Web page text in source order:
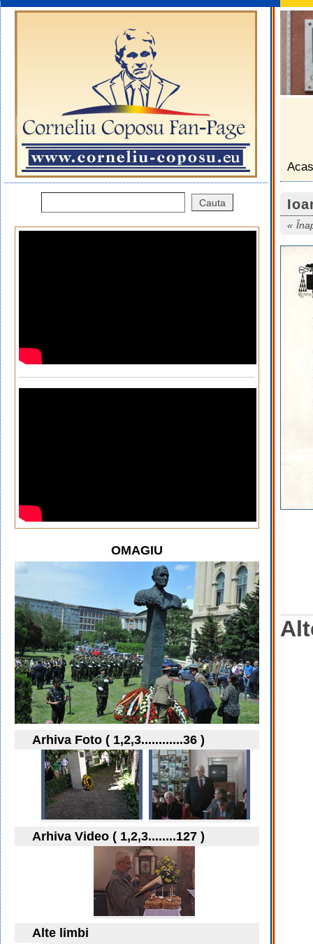
OMAGIU
Arhiva Foto ( 1,2,3............36 )
Arhiva Video ( 1,2,3........127 )
Alte limbi